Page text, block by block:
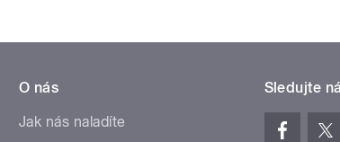
O nás
Jak nás naladíte
Sledujte